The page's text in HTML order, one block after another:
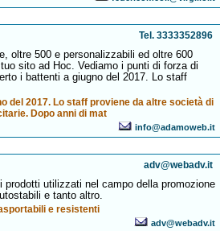
Tel. 3333352896
oltre 500 e personalizzabili ed oltre 600
sito ad Hoc. Vediamo i punti di forza di
i battenti a giugno del 2017. Lo staff
del 2017. Lo staff proviene da altre società di
Dopo anni di mat
info@adamoweb.it
adv@webadv.it
utilizzati nel campo della promozione
e tanto altro.
e resistenti
adv@webadv.it